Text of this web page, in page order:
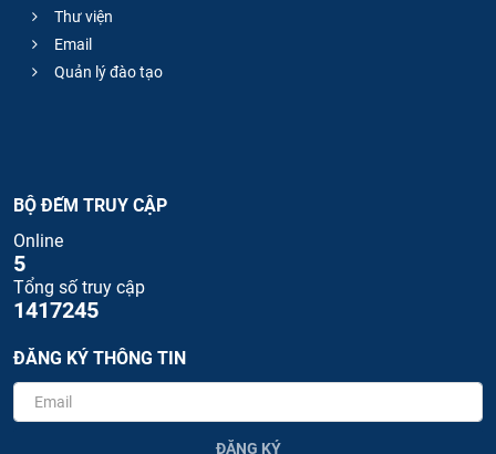
Thư viện
Email
Quản lý đào tạo
BỘ ĐẾM TRUY CẬP
Online
5
Tổng số truy cập
1417245
ĐĂNG KÝ THÔNG TIN
ĐĂNG KÝ